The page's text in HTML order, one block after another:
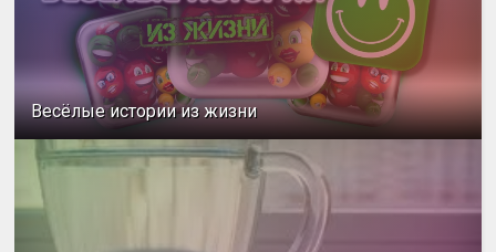
Весёлые истории из жизни